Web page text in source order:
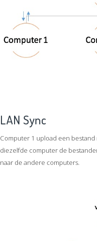
LAN Sync
Computer 1 upload een
diezelfde computer de
naar de andere computers.